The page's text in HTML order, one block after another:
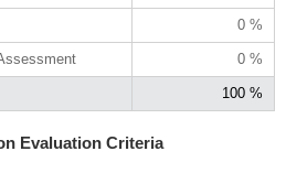
0 %
0 %
100 %
Evaluation Criteria